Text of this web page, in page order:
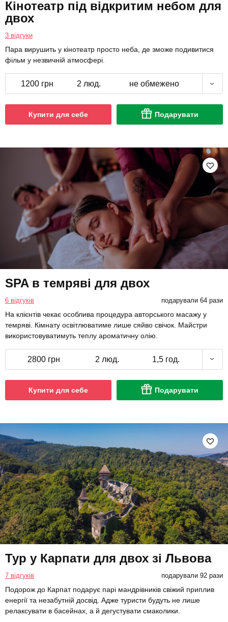
Кінотеатр під відкритим небом для
двох
3 відгуки
Пара вирушить у кінотеатр просто неба, де зможе подивитися
фільм у незвичній атмосфері.
1200 грн 2 люд. не обмежено
Купити для себе Подарувати
SPA в темряві для двох
6 відгуків подарували 64 рази
На клієнтів чекає особлива процедура авторського масажу у
темряві. Кімнату освітлюватиме лише сяйво свічок. Майстри
використовуватимуть теплу ароматичну олію.
2800 грн 2 люд. 1,5 год.
Купити для себе Подарувати
Тур у Карпати для двох зі Львова
7 відгуків подарували 92 рази
Подорож до Карпат подарує парі мандрівників свіжий приплив
енергії та незабутній досвід. Адже туристи будуть не лише
релаксувати в басейнах, а й дегустувати смаколики.